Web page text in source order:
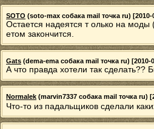
SOTO (soto-max собака mail точка ru) [2010-
Остается надеятся т олько на
етом закончится.
Gats (dema-ema собака mail точка ru) [2010-
А что правда хотели так сделать??
Normalek (marvin7337 собака mail точка ru)
Что-то из падальщиков сделали